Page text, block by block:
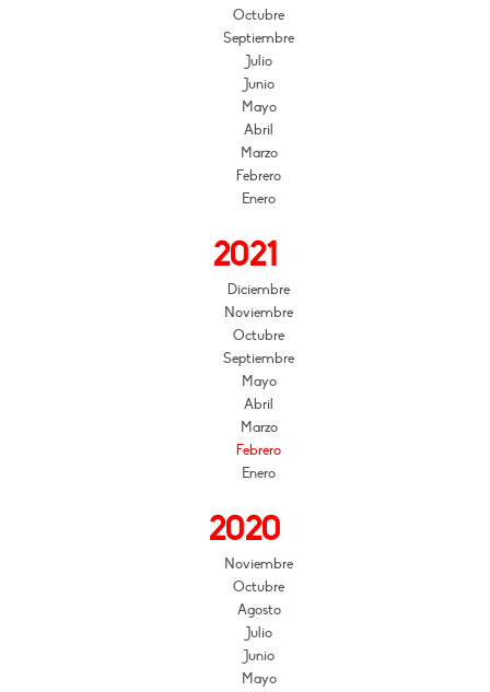
Octubre
Septiembre
Julio
Junio
Mayo
Abril
Marzo
Febrero
Enero
2021
Diciembre
Noviembre
Octubre
Septiembre
Mayo
Abril
Marzo
Febrero
Enero
2020
Noviembre
Octubre
Agosto
Julio
Junio
Mayo